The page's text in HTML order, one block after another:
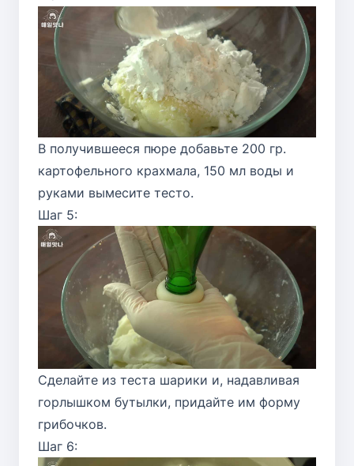
В получившееся пюре добавьте 200 гр.
картофельного крахмала, 150 мл воды и
руками вымесите тесто.
Шаг 5:
Сделайте из теста шарики и, надавливая
горлышком бутылки, придайте им форму
грибочков.
Шаг 6: